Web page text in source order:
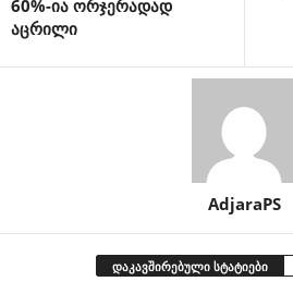
60%-ია ორჯერადად
აცრილი
AdjaraPS
დაკავშირებული სტატიები